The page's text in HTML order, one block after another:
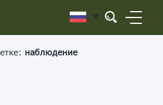
наблюдение